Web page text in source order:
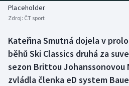
Biatlon
Boby a skeleton
Box
Aplikace ČT sport
AZ kvíz
Placeholder
Zdroj: ČT sport
Kateřina Smutná dojela v
běhů Ski Classics druhá za
sezon Brittou Johanssonovou
zvládla členka eD system